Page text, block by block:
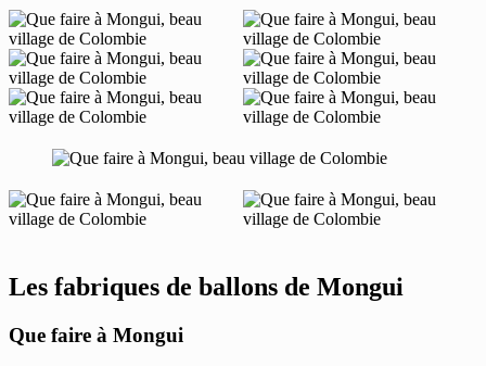
Les fabriques de ballons de Mongui
Que faire à Mongui